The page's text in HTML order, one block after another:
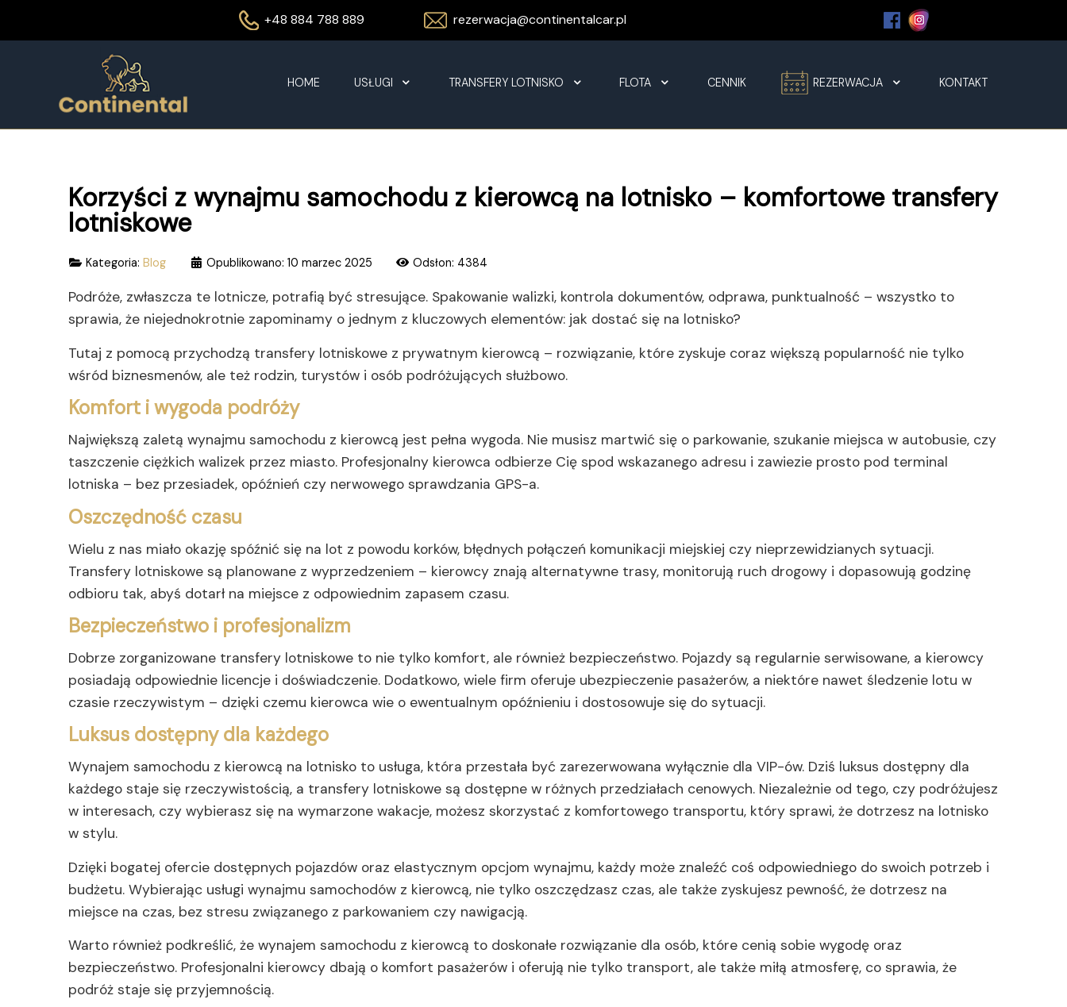
+48 884 788 889 rezerwacja@continentalcar.pl
HOME USŁUGI TRANSFERY LOTNISKO FLOTA CENNIK REZERWACJA KONTAKT
Korzyści z wynajmu samochodu z kierowcą na lotnisko – komfortowe transfery
lotniskowe
Kategoria: Blog Opublikowano: 10 marzec 2025 Odsłon: 4384
Podróże, zwłaszcza te lotnicze, potrafią być stresujące. Spakowanie walizki, kontrola dokumentów, odprawa, punktualność – wszystko to
sprawia, że niejednokrotnie zapominamy o jednym z kluczowych elementów: jak dostać się na lotnisko?
Tutaj z pomocą przychodzą transfery lotniskowe z prywatnym kierowcą – rozwiązanie, które zyskuje coraz większą popularność nie tylko
wśród biznesmenów, ale też rodzin, turystów i osób podróżujących służbowo.
Komfort i wygoda podróży
Największą zaletą wynajmu samochodu z kierowcą jest pełna wygoda. Nie musisz martwić się o parkowanie, szukanie miejsca w autobusie, czy
taszczenie ciężkich walizek przez miasto. Profesjonalny kierowca odbierze Cię spod wskazanego adresu i zawiezie prosto pod terminal
lotniska – bez przesiadek, opóźnień czy nerwowego sprawdzania GPS-a.
Oszczędność czasu
Wielu z nas miało okazję spóźnić się na lot z powodu korków, błędnych połączeń komunikacji miejskiej czy nieprzewidzianych sytuacji.
Transfery lotniskowe są planowane z wyprzedzeniem – kierowcy znają alternatywne trasy, monitorują ruch drogowy i dopasowują godzinę
odbioru tak, abyś dotarł na miejsce z odpowiednim zapasem czasu.
Bezpieczeństwo i profesjonalizm
Dobrze zorganizowane transfery lotniskowe to nie tylko komfort, ale również bezpieczeństwo. Pojazdy są regularnie serwisowane, a kierowcy
posiadają odpowiednie licencje i doświadczenie. Dodatkowo, wiele firm oferuje ubezpieczenie pasażerów, a niektóre nawet śledzenie lotu w
czasie rzeczywistym – dzięki czemu kierowca wie o ewentualnym opóźnieniu i dostosowuje się do sytuacji.
Luksus dostępny dla każdego
Wynajem samochodu z kierowcą na lotnisko to usługa, która przestała być zarezerwowana wyłącznie dla VIP-ów. Dziś luksus dostępny dla
każdego staje się rzeczywistością, a transfery lotniskowe są dostępne w różnych przedziałach cenowych. Niezależnie od tego, czy podróżujesz
w interesach, czy wybierasz się na wymarzone wakacje, możesz skorzystać z komfortowego transportu, który sprawi, że dotrzesz na lotnisko
w stylu.
Dzięki bogatej ofercie dostępnych pojazdów oraz elastycznym opcjom wynajmu, każdy może znaleźć coś odpowiedniego do swoich potrzeb i
budżetu. Wybierając usługi wynajmu samochodów z kierowcą, nie tylko oszczędzasz czas, ale także zyskujesz pewność, że dotrzesz na
miejsce na czas, bez stresu związanego z parkowaniem czy nawigacją.
Warto również podkreślić, że wynajem samochodu z kierowcą to doskonałe rozwiązanie dla osób, które cenią sobie wygodę oraz
bezpieczeństwo. Profesjonalni kierowcy dbają o komfort pasażerów i oferują nie tylko transport, ale także miłą atmosferę, co sprawia, że
podróż staje się przyjemnością.